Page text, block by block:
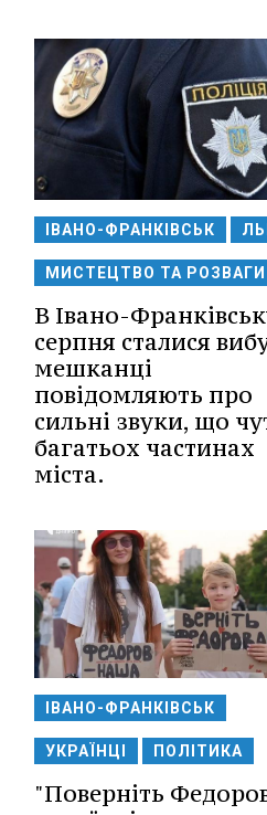
ІВАНО-ФРАНКІВСЬК
МИСТЕЦТВО ТА РОЗВАГИ
В Івано-
серпня сталися
мешканці
повідомляють про
сильні звуки, що
багатьох частинах
міста.
ІВАНО-ФРАНКІВСЬК
УКРАЇНЦІ ПОЛІТИКА
"Поверніть